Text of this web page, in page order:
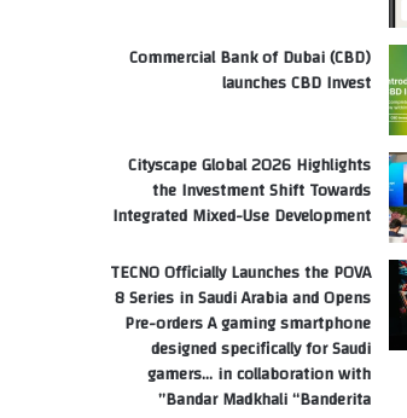
Commercial Bank of Dubai (CBD)
launches CBD Invest
Cityscape Global 2026 Highlights
the Investment Shift Towards
Integrated Mixed-Use Development
TECNO Officially Launches the POVA
8 Series in Saudi Arabia and Opens
Pre-orders A gaming smartphone
designed specifically for Saudi
gamers… in collaboration with
Bandar Madkhali “Banderita”